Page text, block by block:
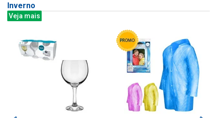
Inverno
Veja mais